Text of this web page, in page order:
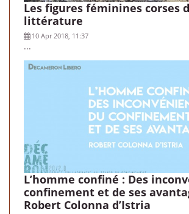
Les figures féminines corses
littérature
10 Apr 2018, 11:37
...
L’homme confiné : Des
confinement et de ses
Robert Colonna d’Istria